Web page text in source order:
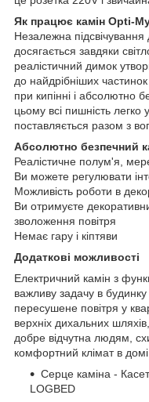
Як працює камін Opti-
Незалежна підсвічування
досягається завдяки
реалістичний димок
до найдрібніших
при кипінні і абсолютно
цьому всі пишність легко
поставляється разом з
Абсолютно безпечний
Реалістичне полум'я,
Ви можете регулювати
Можливість роботи в
Ви отримуєте
зволоження повітря
Немає гару і кіптяви
Додаткові можливості
Електричний камін з
важливу задачу в
пересушене повітря у
верхніх дихальних
добре відчутна людям,
комфортний клімат в
Серце каміна -
LOGBED